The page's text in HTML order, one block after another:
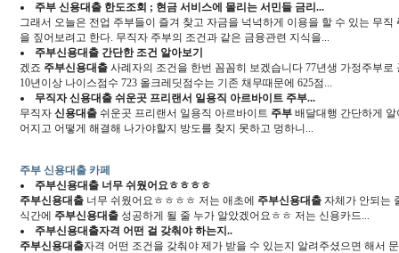
주부 신용대출 한도조회 ; 현금 서비스에 몰리는 서민들 금리...
그래서 오늘은 전업 주부들이 즐겨 찾고 자금을 넉넉하게 이용을 할 수 있는 무직
을 짚어보려고 한다. 무직자 주부의 조건과 같은 금융관련 지식을...
주부신용대출 간단한 조건 알아보기
겠죠 주부신용대출 사례자의 조건을 한번 꼼꼼히 보겠습니다 77년생 가정주부
10년이상 나이스점수 723 올크레딧점수는 기존 채무때문에 625점...
무직자신용대출 쉬운곳 프리랜서 일용직 아르바이트 주부...
무직자신용대출 쉬운곳 프리랜서 일용직 아르바이트 주부 배달대행 간단하게
어지고 어떻게 해결해 나가야할지 방도를 찾지 못하고 멍하니...
주부 신용대출 카페
주부신용대출 너무 쉬웠어요ㅎㅎㅎㅎ
주부신용대출 너무 쉬웠어요ㅎㅎㅎㅎ 저는 애초에 주부신용대출 자체가 안되는
식간에 주부신용대출 성공하게 될 줄 누가 알았겠어요ㅎㅎ 저는 신용카드...
주부신용대출자격 어떤 걸 갖춰야 하는지..
주부신용대출자격 어떤 조건을 갖춰야 제가 받을 수 있는지 알려주셨으면 해서